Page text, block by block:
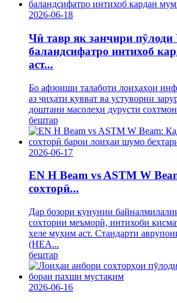
2026-06-18
Чӣ тавр як занҷири
баландсифатро интихоб
аст...
Бо афзоиши талаботи лоиҳаҳои
аз ҷиҳати қувват ва устувории
доштани масолеҳи дурусти
бештар
2026-06-17
EN H Beam vs ASTM W
сохторӣ...
Дар бозори кунунии
сохтории меъморӣ, интихоби
хеле муҳим аст. Стандарти
(HEA...
бештар
2026-06-16